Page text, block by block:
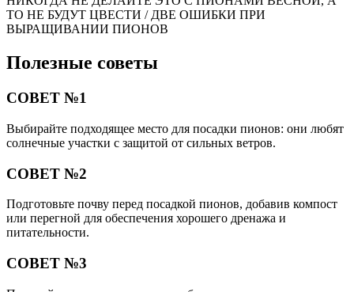
ТО НЕ БУДУТ ЦВЕСТИ / ДВЕ ОШИБКИ ПРИ
ВЫРАЩИВАНИИ ПИОНОВ
Полезные советы
СОВЕТ №1
Выбирайте подходящее место для посадки пионов: они любят
солнечные участки с защитой от сильных ветров.
СОВЕТ №2
Подготовьте почву перед посадкой пионов, добавив компост
или перегной для обеспечения хорошего дренажа и
питательности.
СОВЕТ №3